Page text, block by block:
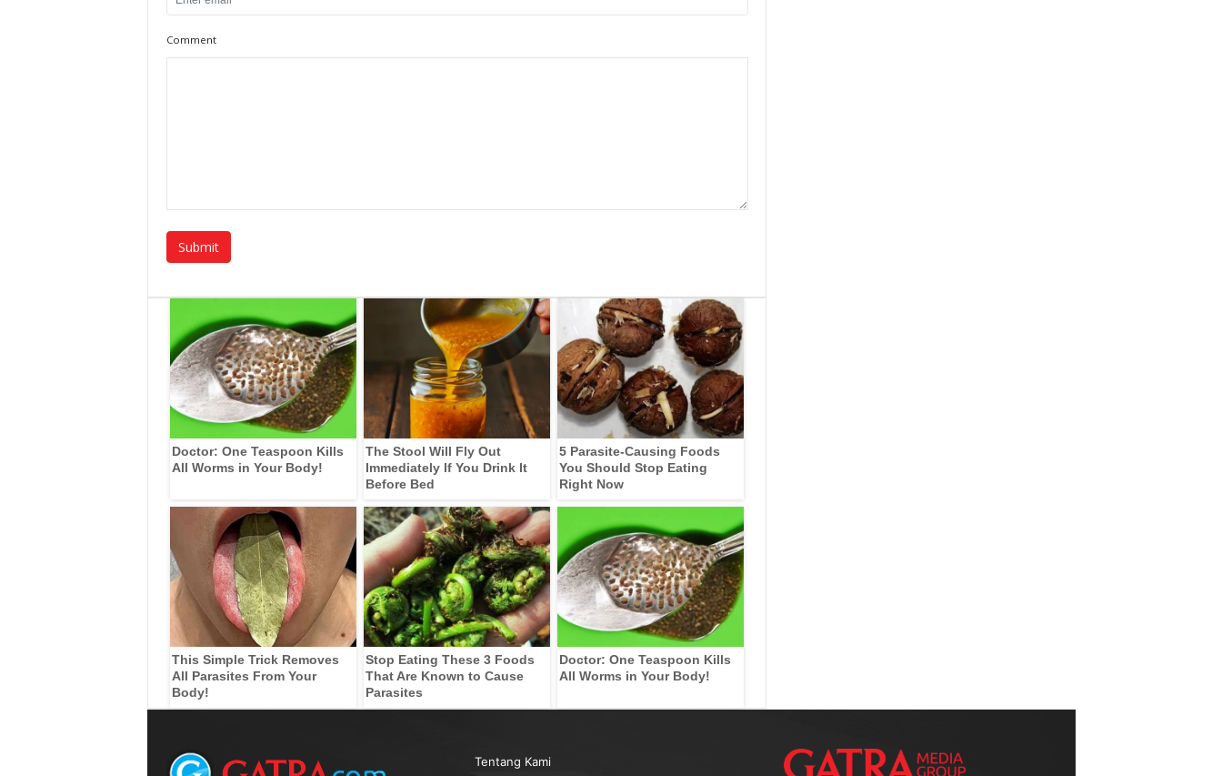
Comment
Doctor: One Teaspoon Kills
All Worms in Your Body!
The Stool Will Fly Out
Immediately If You Drink It
Before Bed
5 Parasite-Causing Foods
You Should Stop Eating
Right Now
This Simple Trick Removes
All Parasites From Your
Body!
Stop Eating These 3 Foods
That Are Known to Cause
Parasites
Doctor: One Teaspoon Kills
All Worms in Your Body!
Tentang Kami